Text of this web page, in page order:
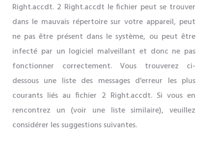
Right.accdt. 2 Right.accdt le fichier peut se trouver
dans le mauvais répertoire sur votre appareil, peut
ne pas être présent dans le système, ou peut être
infecté par un logiciel malveillant et donc ne pas
fonctionner correctement. Vous trouverez ci-
dessous une liste des messages d'erreur les plus
courants liés au fichier 2 Right.accdt. Si vous en
rencontrez un (voir une liste similaire), veuillez
considérer les suggestions suivantes.